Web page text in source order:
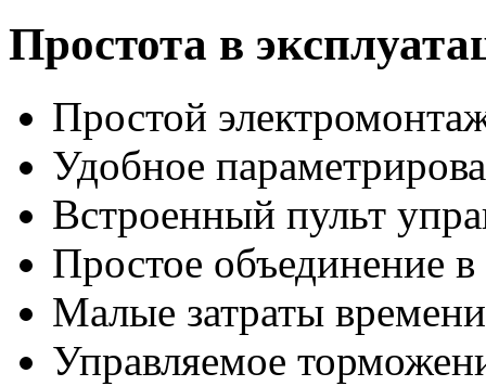
Простота в
Простой
Удобное
Встроенный пульт
Простое объединение в
Малые затраты
Управляемое